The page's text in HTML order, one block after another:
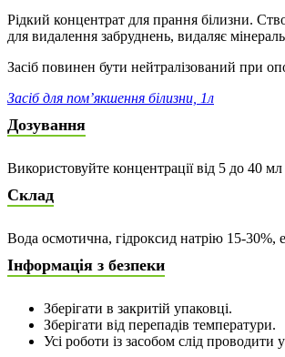
Рідкий концентрат для прання білизни.
для видалення забруднень, видаляє
Засіб повинен бути нейтралізований при
Засіб для пом’якшення білизни, 1л
Дозування
Використовуйте концентрації від 5 до 40
Склад
Вода осмотична, гідроксид натрію 15-30%,
Інформація з безпеки
Зберігати в закритій упаковці.
Зберігати від перепадів температури.
Усі роботи із засобом слід